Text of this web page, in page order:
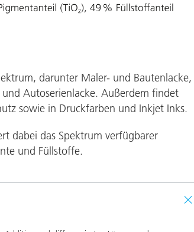
darunter Maler- und Bautenlacke,
Autoserienlacke. Außerdem findet
sowie in Druckfarben und Inkjet Inks.
dabei das Spektrum verfügbarer
und Füllstoffe.